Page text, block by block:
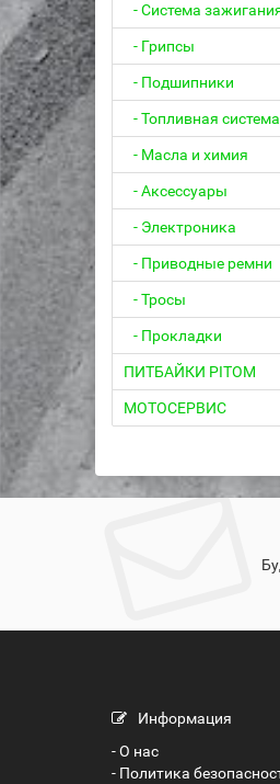
- Система
- Грипсы
- Подшипники
- Топливная система
- Масла и химия
- Аксессуары
- Электроника
- Приводные ремни
- Тросы
- Прокладки
ПИТБАЙКИ PITOM
МОТОСЕРВИС
Информация
- О нас
- Политика